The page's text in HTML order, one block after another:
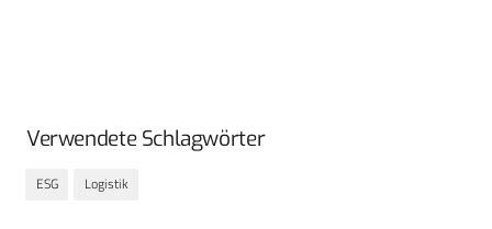
Verwendete Schlagwörter
ESG Logistik